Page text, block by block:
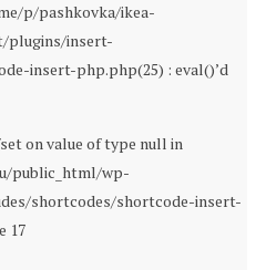
p/pashkovka/ikea-
plugins/insert-
insert-php.php(25) : eval()’d
on value of type null in
public_html/wp-
shortcodes/shortcode-insert-
17